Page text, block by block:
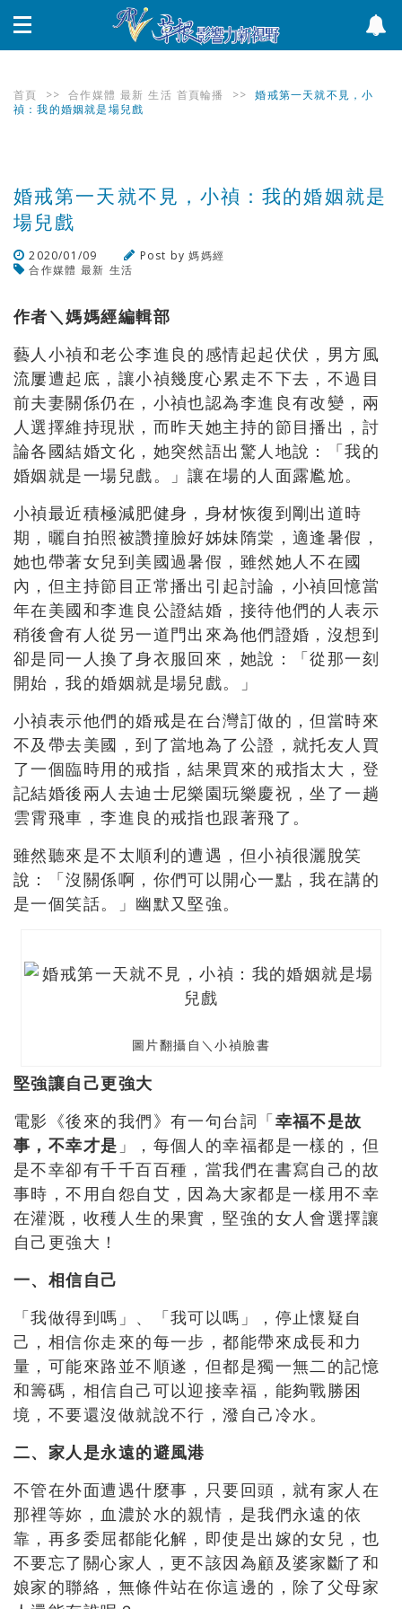
首頁 >> 合作媒體 最新 生活 首頁輪播 >>
婚戒第一天就不見，小
禎：我的婚姻就是場兒戲
婚戒第一天就不見，小禎：我的婚姻就是
場兒戲
2020/01/09 Post by媽媽經
合作媒體 最新 生活
作者＼媽媽經編輯部
藝人小禎和老公李進良的感情起起伏伏，男方風
流屢遭起底，讓小禎幾度心累走不下去，不過目
前夫妻關係仍在，小禎也認為李進良有改變，兩
人選擇維持現狀，而昨天她主持的節目播出，討
論各國結婚文化，她突然語出驚人地說：「我的
婚姻就是一場兒戲。」讓在場的人面露尷尬。
小禎最近積極減肥健身，身材恢復到剛出道時
期，曬自拍照被讚撞臉好姊妹隋棠，適逢暑假，
她也帶著女兒到美國過暑假，雖然她人不在國
內，但主持節目正常播出引起討論，小禎回憶當
年在美國和李進良公證結婚，接待他們的人表示
稍後會有人從另一道門出來為他們證婚，沒想到
卻是同一人換了身衣服回來，她說：「從那一刻
開始，我的婚姻就是場兒戲。」
小禎表示他們的婚戒是在台灣訂做的，但當時來
不及帶去美國，到了當地為了公證，就托友人買
了一個臨時用的戒指，結果買來的戒指太大，登
記結婚後兩人去迪士尼樂園玩樂慶祝，坐了一趟
雲霄飛車，李進良的戒指也跟著飛了。
雖然聽來是不太順利的遭遇，但小禎很灑脫笑
說：「沒關係啊，你們可以開心一點，我在講的
是一個笑話。」幽默又堅強。
圖片翻攝自＼小禎臉書
堅強讓自己更強大
電影《後來的我們》有一句台詞「幸福不是故
事，不幸才是 」，每個人的幸福都是一樣的，但
是不幸卻有千千百百種，當我們在書寫自己的故
事時，不用自怨自艾，因為大家都是一樣用不幸
在灌溉，收穫人生的果實，堅強的女人會選擇讓
自己更強大！
一、相信自己
「我做得到嗎」、「我可以嗎」，停止懷疑自
己，相信你走來的每一步，都能帶來成長和力
量，可能來路並不順遂，但都是獨一無二的記憶
和籌碼，相信自己可以迎接幸福，能夠戰勝困
境，不要還沒做就說不行，潑自己冷水。
二、家人是永遠的避風港
不管在外面遭遇什麼事，只要回頭，就有家人在
那裡等妳，血濃於水的親情，是我們永遠的依
靠，再多委屈都能化解，即使是出嫁的女兒，也
不要忘了關心家人，更不該因為顧及婆家斷了和
娘家的聯絡，無條件站在你這邊的，除了父母家